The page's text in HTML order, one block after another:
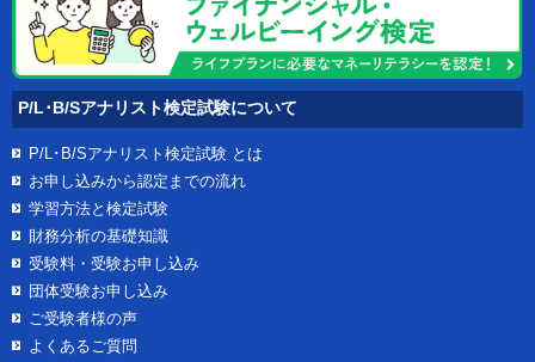
P/L･B/Sアナリスト検定試験について
P/L･B/Sアナリスト検定試験 とは
お申し込みから認定までの流れ
学習方法と検定試験
財務分析の基礎知識
受験料・受験お申し込み
団体受験お申し込み
ご受験者様の声
よくあるご質問